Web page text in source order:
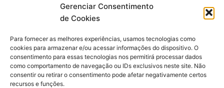
Gerenciar Consentimento
de Cookies
Para fornecer as melhores experiências, usamos tecnologias como
cookies para armazenar e/ou acessar informações do dispositivo. O
consentimento para essas tecnologias nos permitirá processar dados
como comportamento de navegação ou IDs exclusivos neste site. Não
consentir ou retirar o consentimento pode afetar negativamente certos
recursos e funções.
mail
INSCREVER